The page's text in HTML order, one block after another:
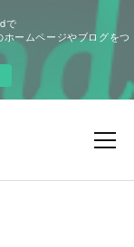
で
ホームページやブログをつ